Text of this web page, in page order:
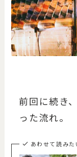
前回に続き
った流れ。
あわせて読みた